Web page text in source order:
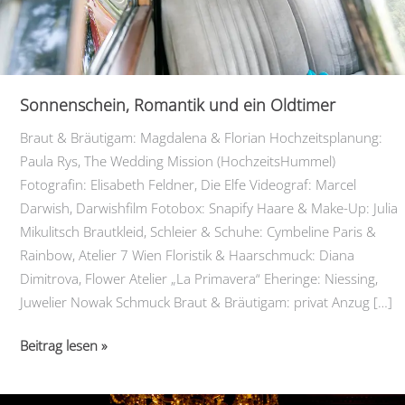
Sonnenschein, Romantik und ein Oldtimer
Braut & Bräutigam: Magdalena & Florian Hochzeitsplanung:
Paula Rys, The Wedding Mission (HochzeitsHummel)
Fotografin: Elisabeth Feldner, Die Elfe Videograf: Marcel
Darwish, Darwishfilm Fotobox: Snapify Haare & Make-Up: Julia
Mikulitsch Brautkleid, Schleier & Schuhe: Cymbeline Paris &
Rainbow, Atelier 7 Wien Floristik & Haarschmuck: Diana
Dimitrova, Flower Atelier „La Primavera“ Eheringe: Niessing,
Juwelier Nowak Schmuck Braut & Bräutigam: privat Anzug […]
Sonnenschein,
und
Beitrag lesen »